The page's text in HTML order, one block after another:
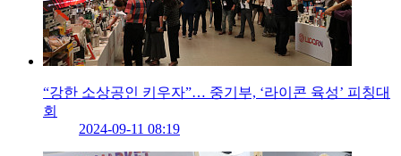
“강한 소상공인 키우자”… 중기부, ‘라이콘 육성’ 피칭대
회
2024-09-11 08:19